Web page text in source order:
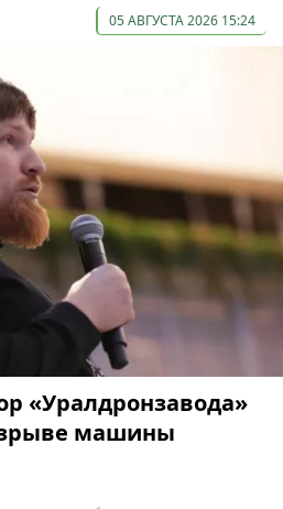
05 АВГУСТА 2026 15:24
«Уралдронзавода»
машины